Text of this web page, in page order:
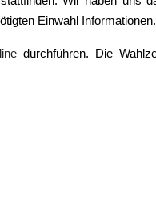
Einwahl Informationen.
durchführen. Die